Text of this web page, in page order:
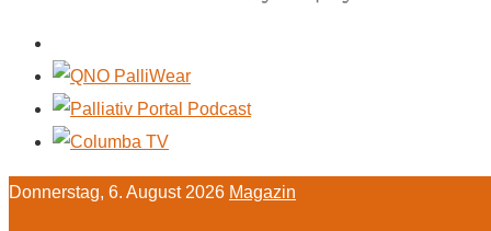
Donnerstag, 6. August 2026 Magazin